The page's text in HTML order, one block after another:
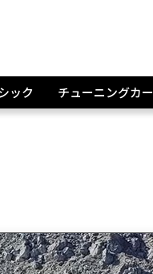
ック チューニングカー